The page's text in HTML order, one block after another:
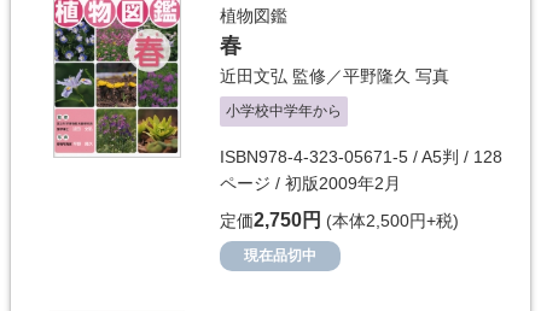
植物図鑑
春
近田文弘 監修／平野隆久 写真
小学校中学年から
ISBN978-4-323-05671-5 / A5判 / 128
ページ / 初版2009年2月
定価2,750円 (本体2,500円+税)
現在品切中